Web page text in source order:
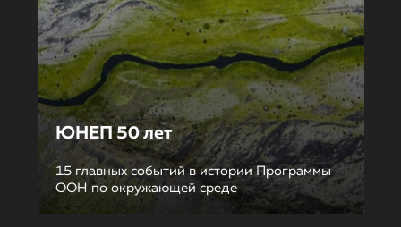
ЮНЕП 50 лет
15 главных событий в истории Программы
ООН по окружающей среде